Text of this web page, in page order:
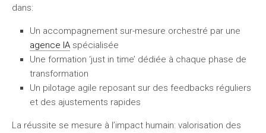
dans:
Un accompagnement sur-mesure orchestré par une
agence IA spécialisée
Une formation ‘just in time’ dédiée à chaque phase de
transformation
Un pilotage agile reposant sur des feedbacks réguliers
et des ajustements rapides
La réussite se mesure à l’impact humain: valorisation des